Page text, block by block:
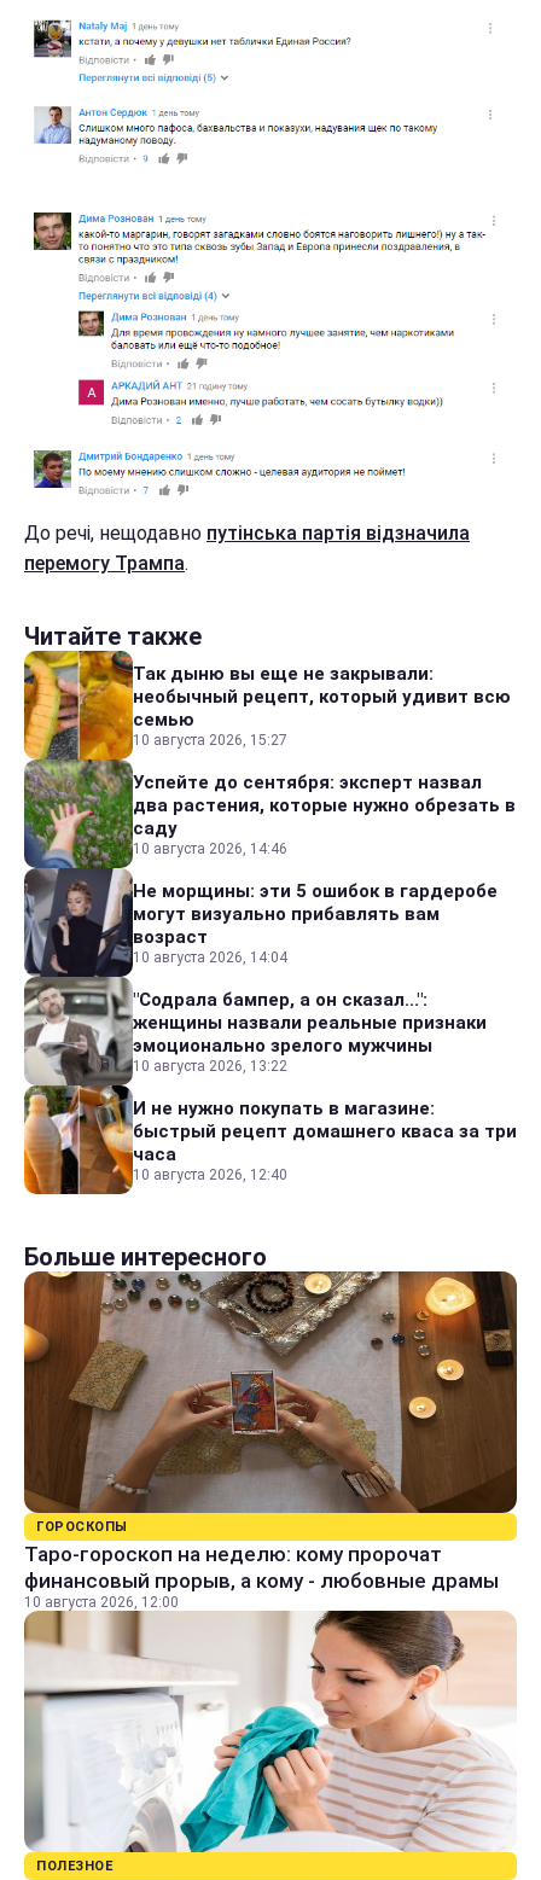
До речі, нещодавно путінська партія відзначила
перемогу Трампа.
Читайте также
Так дыню вы еще не закрывали:
необычный рецепт, который удивит всю
семью
10 августа 2026, 15:27
Успейте до сентября: эксперт назвал
два растения, которые нужно обрезать в
саду
10 августа 2026, 14:46
Не морщины: эти 5 ошибок в гардеробе
могут визуально прибавлять вам
возраст
10 августа 2026, 14:04
"Содрала бампер, а он сказал...":
женщины назвали реальные признаки
эмоционально зрелого мужчины
10 августа 2026, 13:22
И не нужно покупать в магазине:
быстрый рецепт домашнего кваса за три
часа
10 августа 2026, 12:40
Больше интересного
ГОРОСКОПЫ
Таро-гороскоп на неделю: кому пророчат
финансовый прорыв, а кому - любовные драмы
10 августа 2026, 12:00
ПОЛЕЗНОЕ